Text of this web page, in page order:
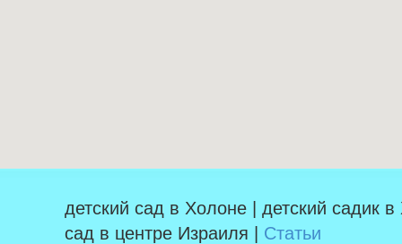
детский сад в Холоне | детский садик
сад в центре Израиля | Статьи